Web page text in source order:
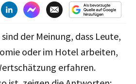
der Meinung, dass Leute,
oder im Hotel arbeiten,
erfahren.